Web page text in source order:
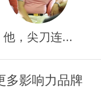
他，尖刀连...
多影响力品牌